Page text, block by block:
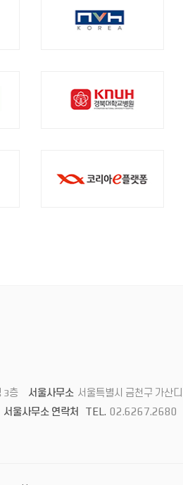
3층 서울사무소 서울특별시 금천구 가산
서울사무소 연락처 TEL. 02.6267.2680